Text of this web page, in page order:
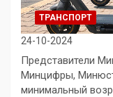
ТРАНСПОРТ
24-10-2024
Представители
Минцифры,
минимальный